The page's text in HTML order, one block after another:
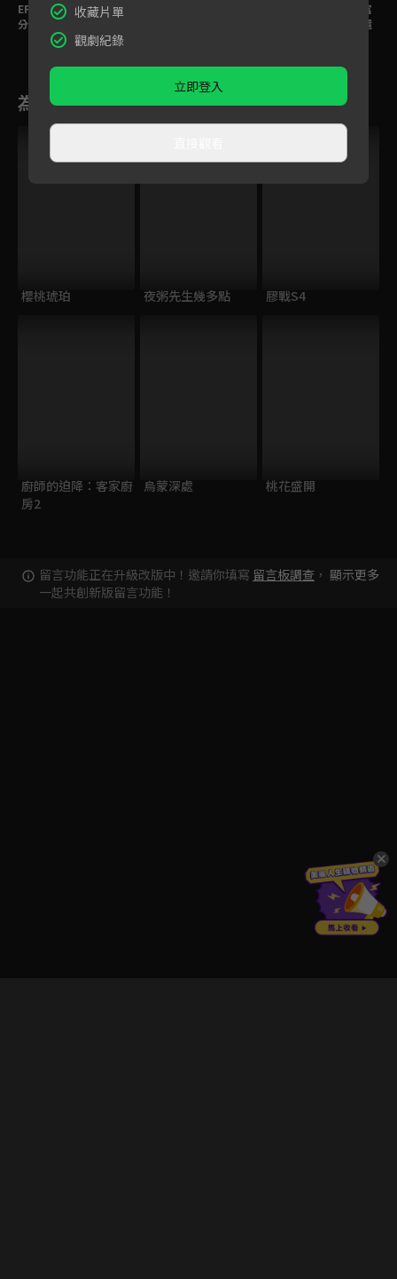
EP291預告｜惠君巧妙
分化，渣男渣女感情即
將破裂？
EP289預告｜惠君大富
再續前緣？復仇計畫還
為您推薦
櫻桃琥珀 夜粥先生幾多點 膠戰S4
廚師的迫降：客家廚
房2
烏蒙深處 桃花盛開
留言功能正在升級改版中！邀請你填寫 留言板調查 ，
一起共創新版留言功能！
顯示更多
收藏片單
觀劇紀錄
立即登入